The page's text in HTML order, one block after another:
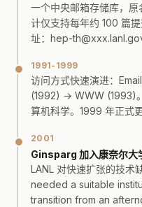
一个中央邮箱存储库，
计仅支持每年约 100 篇
址：hep-
1991-1999
访问方式快速演进：
(1992) → WWW (1993)
算机科学。1999 年正式
2001
Ginsparg 加入康奈尔大
LANL 对快速扩张的技术
needed a suitable
transition from an